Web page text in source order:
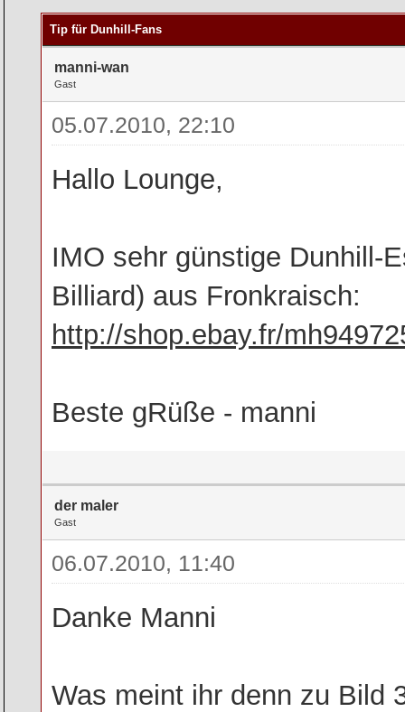
Tip für Dunhill-Fans
manni-wan
Gast
05.07.2010, 22:10
Hallo Lounge,
IMO sehr günstige Dunhill-
Billiard) aus Fronkraisch:
http://shop.ebay.fr/
Beste gRüße - manni
der maler
Gast
06.07.2010, 11:40
Danke Manni
Was meint ihr denn zu Bild